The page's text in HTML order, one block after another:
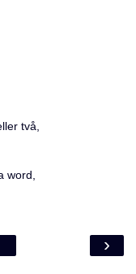
två,
word,
›